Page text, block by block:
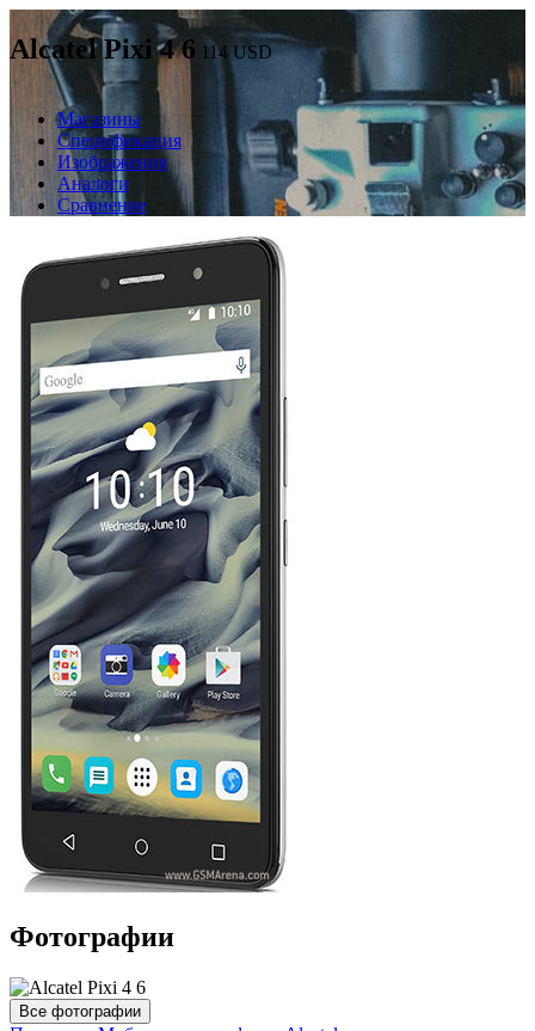
Alcatel Pixi 4 6 114 USD
Магазины
Спецификация
Изображения
Аналоги
Сравнение
Фотографии
Все фотографии